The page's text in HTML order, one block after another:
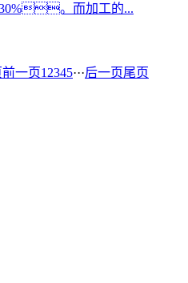
。而加工的...
前一页1 2345···后一页尾页